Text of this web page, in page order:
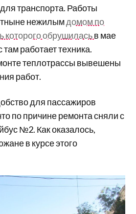
транспорта. Работы
нежилымдомом по
которого обрушиласьв мае
там работает техника.
теплотрассы вывешены
работ.
для пассажиров
по причине ремонта сняли с
№2. Как оказалось,
в курсе этого